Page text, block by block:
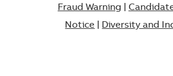
Fraud Warning
Notice
Diversity and